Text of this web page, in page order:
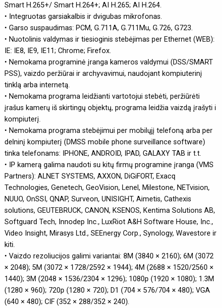
Smart H.265+/ Smart H.264+; AI H.265; AI H.264.
• Integruotas garsiakalbis ir dvigubas mikrofonas.
• Garso suspaudimas: PCM, G.711A, G.711Mu, G.726, G723.
• Nuotolinis valdymas ir tiesioginis stebėjimas per Ethernet (WEB):
IE: IE8, IE9, IE11; Chrome; Firefox.
• Nemokama programinė įranga kameros valdymui (DSS/SMART
PSS), vaizdo peržiūrai ir archyvavimui, naudojant kompiuterinį
tinklą arba internetą.
• Nemokama programa leidžianti vartotojui stebėti, peržiūrėti
įrašus kamerų iš skirtingų objektų, programa leidžia vaizdą įrašyti i
kompiuterį.
• Nemokama programa stebėjimui per mobilųjį telefoną arba per
delninį kompiuterį (DMSS mobile phone surveillance software)
tinka telefonams: IPHONE, ANDROID, IPAD, GALAXY TAB ir t.t.
• IP kamerą galima naudoti su kitų firmų programine įranga (VMS
Partners): ALNET SYSTEMS, AXXON, DiGiFORT, Exacq
Technologies, Genetech, GeoVision, Lenel, Milestone, NETvision,
NUUO, OnSSI, QNAP, Surveon, UNISIGHT, Aimetis, Cathexis
solutions, GEUTEBRUCK, CANON, KSENOS, Kentima Solutions AB,
Softguard Tech, Innodep Inc., LuxRiot A&H Software House, Inc.,
Video Insight, Mirasys Ltd., SEEnergy Corp., Synology, Wavestore ir
kiti.
• Vaizdo rezoliucijos galimi variantai: 8M (3840 × 2160); 6M (3072
× 2048); 5M (3072 × 1728/2592 × 1944); 4M (2688 × 1520/2560 ×
1440); 3M (2048 × 1536/2304 × 1296); 1080p (1920 × 1080); 1.3M
(1280 × 960); 720p (1280 × 720); D1 (704 × 576/704 × 480); VGA
(640 × 480); CIF (352 × 288/352 × 240).